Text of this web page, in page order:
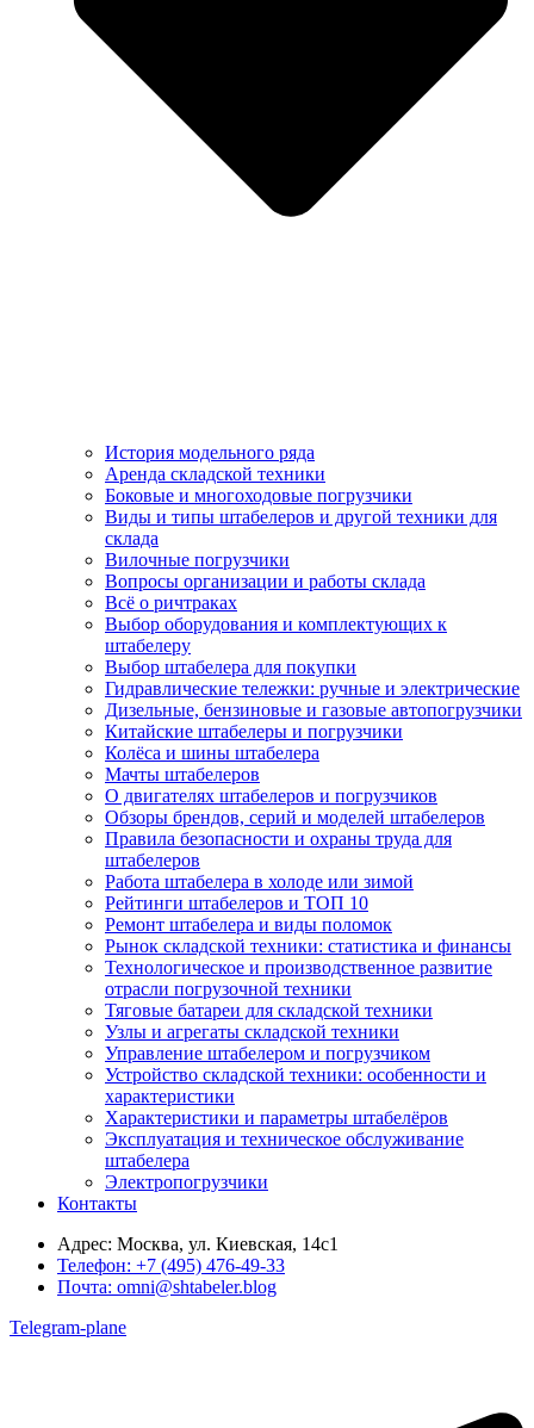
История модельного ряда
Аренда складской техники
Боковые и многоходовые погрузчики
Виды и типы штабелеров и другой техники для
склада
Вилочные погрузчики
Вопросы организации и работы склада
Всё о ричтраках
Выбор оборудования и комплектующих к
штабелеру
Выбор штабелера для покупки
Гидравлические тележки: ручные и электрические
Дизельные, бензиновые и газовые автопогрузчики
Китайские штабелеры и погрузчики
Колёса и шины штабелера
Мачты штабелеров
О двигателях штабелеров и погрузчиков
Обзоры брендов, серий и моделей штабелеров
Правила безопасности и охраны труда для
штабелеров
Работа штабелера в холоде или зимой
Рейтинги штабелеров и ТОП 10
Ремонт штабелера и виды поломок
Рынок складской техники: статистика и финансы
Технологическое и производственное развитие
отрасли погрузочной техники
Тяговые батареи для складской техники
Узлы и агрегаты складской техники
Управление штабелером и погрузчиком
Устройство складской техники: особенности и
характеристики
Характеристики и параметры штабелёров
Эксплуатация и техническое обслуживание
штабелера
Электропогрузчики
Контакты
Адрес: Москва, ул. Киевская, 14с1
Телефон: +7 (495) 476-49-33
Почта: omni@shtabeler.blog
Telegram-plane